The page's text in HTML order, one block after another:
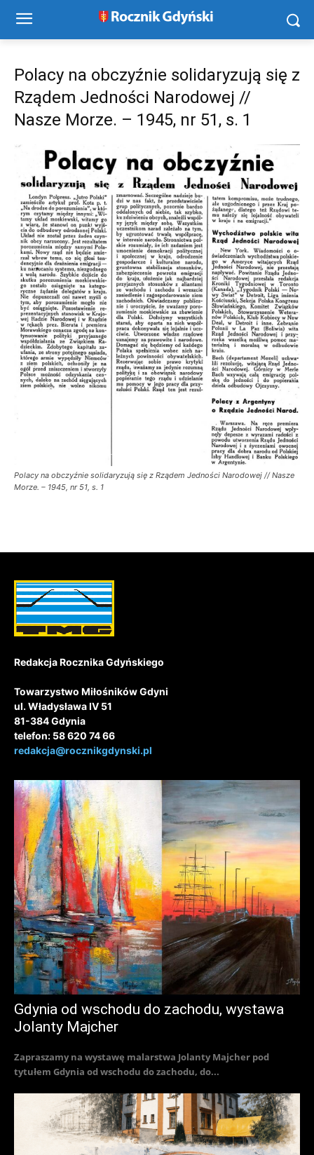
Polacy na obczyźnie solidaryzują się z
Rządem Jedności Narodowej //
Nasze Morze. – 1945, nr 51, s. 1
Polacy na obczyźnie solidaryzują się z Rządem Jedności Narodowej // Nasze
Morze. – 1945, nr 51, s. 1
Redakcja Rocznika Gdyńskiego
Towarzystwo Miłośników Gdyni
ul. Władysława IV 51
81-384 Gdynia
telefon: 58 620 74 66
redakcja@rocznikgdynski.pl
Gdynia od wschodu do zachodu, wystawa
Jolanty Majcher
Zapraszamy na wystawę malarstwa Jolanty Majcher pod
tytułem Gdynia od wschodu do zachodu, do...